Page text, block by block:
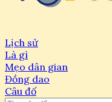
Lịch sử
Là gì
Mẹo dân gian
Đồng dao
Câu đố